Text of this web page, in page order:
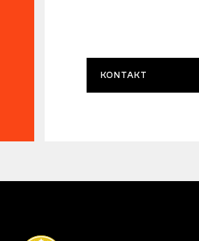
KONTAKT